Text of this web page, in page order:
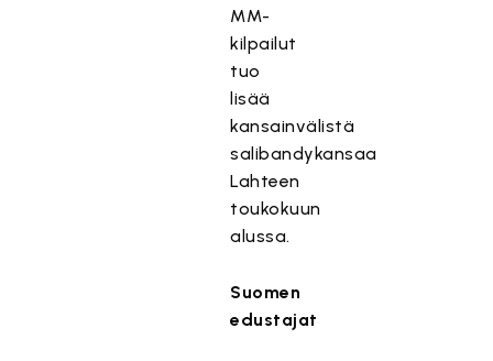
MM-
kilpailut
tuo
lisää
kansainvälistä
salibandykansaa
Lahteen
toukokuun
alussa.
Suomen
edustajat